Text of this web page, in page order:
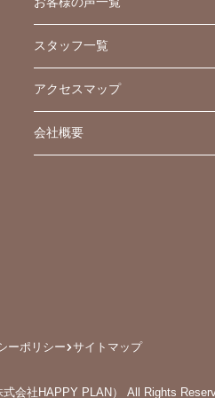
スタッフ一覧
アクセスマップ
会社概要
ーポリシー サイトマップ
会社HAPPY PLAN） All Rights